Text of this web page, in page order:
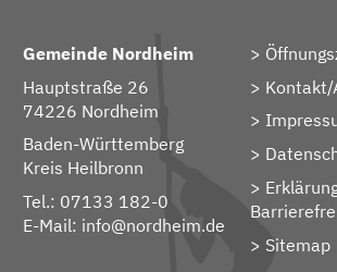
Gemeinde Nordheim
Hauptstraße 26
74226 Nordheim
Baden-Württemberg
Kreis Heilbronn
Tel.: 07133 182-0
E-Mail: info@nordheim.de
Sitemap